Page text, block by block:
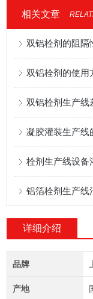
相关文章
双铝栓剂的阻隔
双铝栓剂的使用
双铝栓剂生产线
凝胶灌装生产线
栓剂生产线设备
详细介绍
品牌
产地